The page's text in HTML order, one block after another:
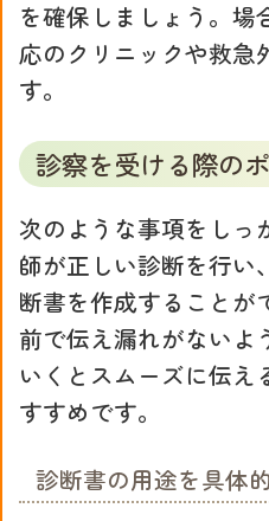
を確保しましょう。場
応のクリニックや救急
す。
診察を受ける際の
次のような事項をしっ
師が正しい診断を行い
断書を作成することが
前で伝え漏れがないよ
いくとスムーズに伝え
すすめです。
診断書の用途を具体